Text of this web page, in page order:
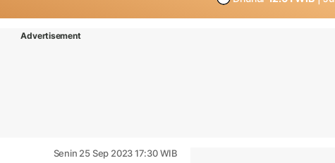
Advertisement
Senin 25 Sep 2023 17:30 WIB